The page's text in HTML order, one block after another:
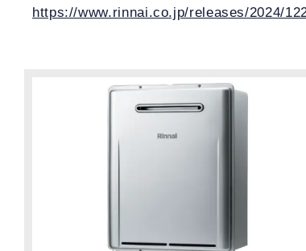
https://www.rinnai.co.jp/releases/2024/